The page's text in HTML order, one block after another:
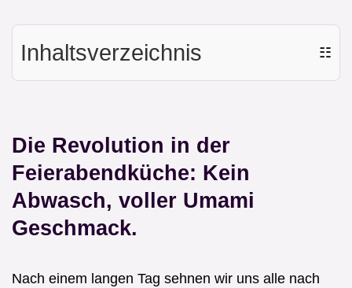
Inhaltsverzeichnis ☷
Die Revolution in der
Feierabendküche: Kein
Abwasch, voller Umami
Geschmack.
Nach einem langen Tag sehnen wir uns alle nach